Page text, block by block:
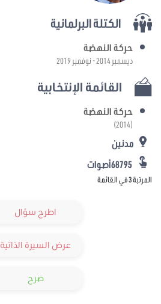
الكتلة البرلمانية
حركة النهضة
ديسمبر 2014 - نوفمبر 2019
القائمة الإنتخابية
حركة النهضة
(2014)
مدنين
المرتبة 3 في القائمة
اطرح سؤال
عرض السيرة الذاتية
صرح